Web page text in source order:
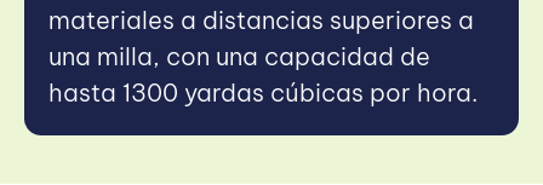
materiales a distancias superiores a
una milla, con una capacidad de
hasta 1300 yardas cúbicas por hora.